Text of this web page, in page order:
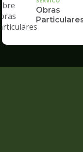
Obras